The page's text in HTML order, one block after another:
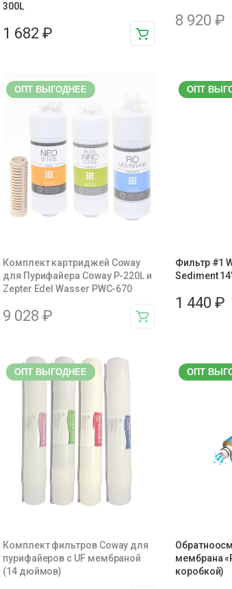
300L
1 682 ₽
8 920 ₽
ОПТ ВЫГОДНЕЕ
Комплект картриджей Coway
для Пурифайера Coway P-220L и
Zepter Edel Wasser PWC-670
9 028 ₽
ОПТ
Фильтр #1
Sediment
1 440 ₽
ОПТ ВЫГОДНЕЕ
Комплект фильтров Coway для
пурифайеров с UF мембраной
(14 дюймов)
ОПТ
мембрана
коробкой)